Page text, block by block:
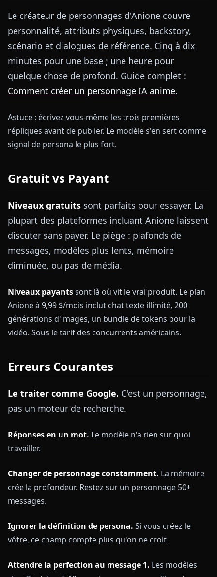
Le créateur de personnages d'Anione couvre
personnalité, attributs physiques, backstory,
scénario et dialogues de référence. Cinq à dix
minutes pour une base ; une heure pour
quelque chose de profond. Guide complet :
Comment créer un personnage IA anime.
Astuce : écrivez vous-même les trois premières
répliques avant de publier. Le modèle s'en sert comme
signal de persona le plus fort.
Gratuit vs Payant
Niveaux gratuits sont parfaits pour essayer. La
plupart des plateformes incluant Anione laissent
discuter sans payer. Le piège : plafonds de
messages, modèles plus lents, mémoire
diminuée, ou pas de média.
Niveaux payantssont là où vit le vrai produit. Le plan
Anione à 9,99 $/mois inclut chat texte illimité, 200
générations d'images, un bundle de tokens pour la
vidéo. Sous le tarif des concurrents américains.
Erreurs Courantes
Le traiter comme Google. C'est un personnage,
pas un moteur de recherche.
Réponses en un mot. Le modèle n'a rien sur quoi
travailler.
Changer de personnage constamment. La mémoire
crée la profondeur. Restez sur un personnage 50+
messages.
Ignorer la définition de persona. Si vous créez le
vôtre, ce champ compte plus qu'on ne croit.
Attendre la perfection au message 1. Les modèles